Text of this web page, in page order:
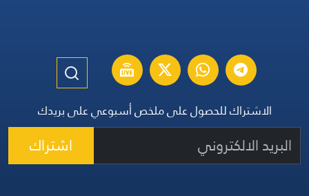
الاشتراك للحصول على ملخص أسبوعي على بريدك
اشتراك